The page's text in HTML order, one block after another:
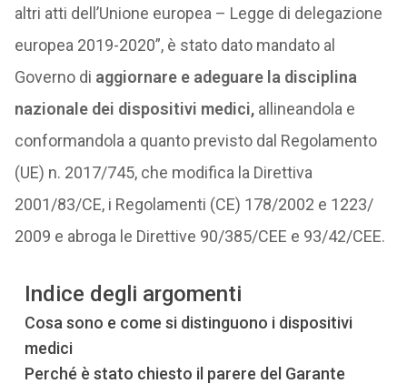
altri atti dell’Unione europea – Legge di delegazione
europea 2019-2020”, è stato dato mandato al
Governo di aggiornare e adeguare la disciplina
nazionale dei dispositivi medici, allineandola e
conformandola a quanto previsto dal Regolamento
(UE) n. 2017/745, che modifica la Direttiva
2001/83/CE, i Regolamenti (CE) 178/2002 e 1223/
2009 e abroga le Direttive 90/385/CEE e 93/42/CEE.
Indice degli argomenti
Cosa sono e come si distinguono i dispositivi
medici
Perché è stato chiesto il parere del Garante